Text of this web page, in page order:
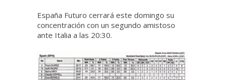
España Futuro cerrará este domingo su
concentración con un segundo amistoso
ante Italia a las 20:30.